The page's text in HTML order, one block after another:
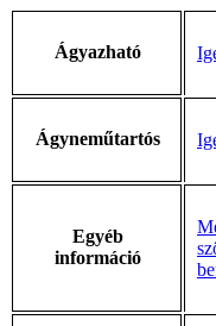
Ágyazható
Ágyneműtartós
Egyéb
információ